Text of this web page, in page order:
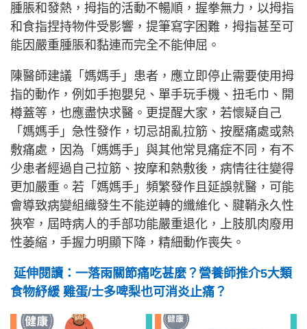
腫脹和發熱，拇指的活動不暢順，握拳無力，以拇指
和食指捏持物件受影響，提筆寫字困難，拇指甚至可
能因嚴重腫脹和黏連而完全不能伸屈。
陳醫師建議「媽媽手」患者，應立即停止需要使用拇
指的動作，例如手抱嬰兒、單手玩手機、扭毛巾、開
樽蓋等，也應盡快求醫。更提醒大家，若懷疑自己
「媽媽手」急性發作，切忌胡亂拉筋、按壓痛處或熱
敷痛處，因為「媽媽手」與其他常見痛症不同，有不
少患者經過自己拉筋、按摩和熱敷後，病情往往變得
更加嚴重。若「媽媽手」頻繁發作且延誤就醫，可能
會導致病變組織發生不能逆轉的纖維化、腱鞘永久性
狹窄，屆時病人的手部功能嚴重退化，上肢肌肉廢用
性萎縮，手握力明顯下降，精細動作喪失。
延伸閱讀：一落雨關節痛吃甚麼？營養師推介5大類
食物紓緩 雞蛋/士多啤梨也可消炎止痛？